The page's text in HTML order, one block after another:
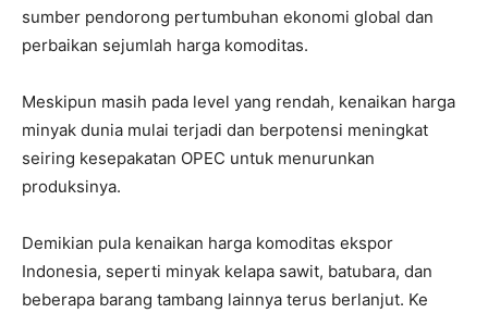
sumber pendorong pertumbuhan ekonomi global dan
perbaikan sejumlah harga komoditas.
Meskipun masih pada level yang rendah, kenaikan harga
minyak dunia mulai terjadi dan berpotensi meningkat
seiring kesepakatan OPEC untuk menurunkan
produksinya.
Demikian pula kenaikan harga komoditas ekspor
Indonesia, seperti minyak kelapa sawit, batubara, dan
beberapa barang tambang lainnya terus berlanjut. Ke